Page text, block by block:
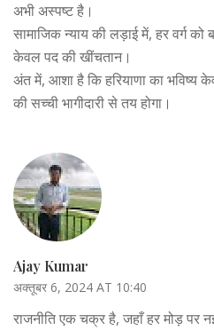
अभी अस्पष्ट है।
सामाजिक न्याय की लड़ाई में, हर वर्ग को
केवल पद की खींचतान।
अंत में, आशा है कि हरियाणा का भविष्य
की सच्ची भागीदारी से तय होगा।
Ajay Kumar
अक्तूबर 6, 2024 AT 10:40
राजनीति एक चक्र है, जहाँ हर मोड़ पर